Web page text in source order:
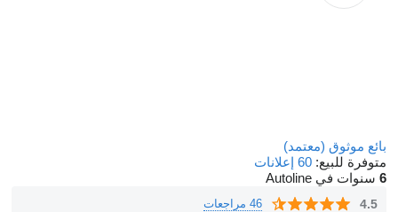
بائع موثوق (معتمد)
متوفرة للبيع: 60 إعلانات
6 سنوات في Autoline
4.5 46 مراجعات